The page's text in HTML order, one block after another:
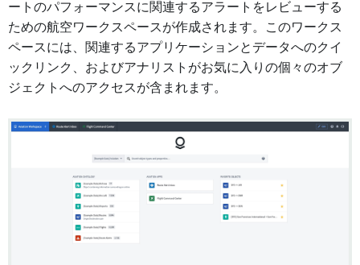
ートのパフォーマンスに関連するアラートをレビューする
ための航空ワークスペースが作成されます。このワークス
ペースには、関連するアプリケーションとデータへのクイ
ックリンク、およびアナリストがお気に入りの個々のオブ
ジェクトへのアクセスが含まれます。